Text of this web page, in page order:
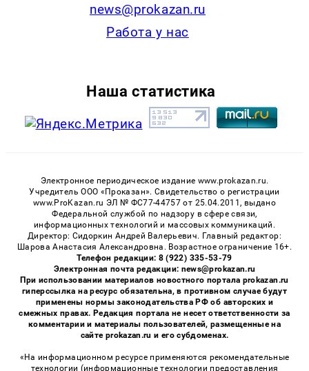
news@prokazan.ru
Работа у нас
Наша статистика
Электронное периодическое издание www.prokazan.ru.
Учредитель ООО «Проказан». Cвидетельство о регистрации
www.ProKazan.ru ЭЛ № ФС77-44757 от 25.04.2011, выдано
Федеральной службой по надзору в сфере связи,
информационных технологий и массовых коммуникаций.
Директор: Сидоркин Андрей Валерьевич. Главный редактор:
Шарова Анастасия Александровна. Возрастное ограничение 16+.
Телефон редакции: 8 (922) 335-53-79
Электронная почта редакции: news@prokazan.ru
При использовании материалов новостного портала prokazan.ru
гиперссылка на ресурс обязательна, в противном случае будут
применены нормы законодательства РФ об авторских и
смежных правах. Редакция портала не несет ответственности за
комментарии и материалы пользователей, размещенные на
сайте prokazan.ru и его субдоменах.
«На информационном ресурсе применяются рекомендательные
технологии (информационные технологии предоставления